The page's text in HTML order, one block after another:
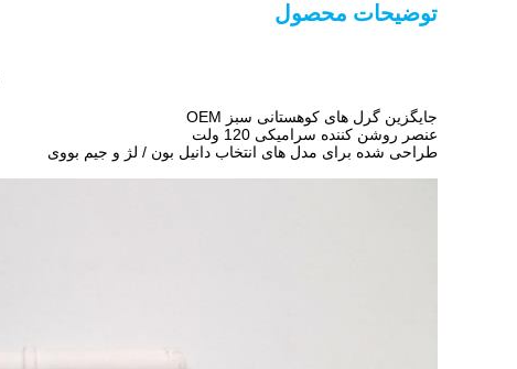
توضیحات محصول
جایگزین گرل های کوهستانی سبز OEM
عنصر روشن کننده سرامیکی 120 ولت
طراحی شده برای مدل های انتخاب دانیل بون / لژ و جیم بووی